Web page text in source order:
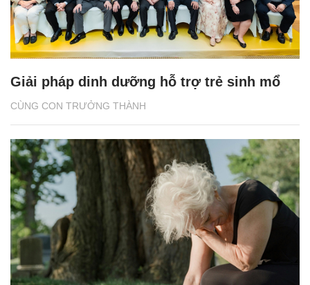
CÙNG CON TRƯỞNG THÀNH
Giải pháp dinh dưỡng hỗ trợ trẻ sinh mổ